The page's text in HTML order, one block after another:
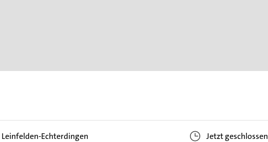
Leinfelden-Echterdingen Jetzt geschlossen